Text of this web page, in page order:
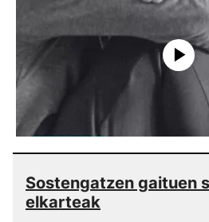
Sostengatzen gaituen
elkarteak